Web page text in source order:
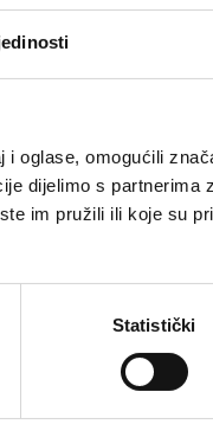
oglase, omogućili
dijelimo s partnerima
im pružili ili koje su
Statistički